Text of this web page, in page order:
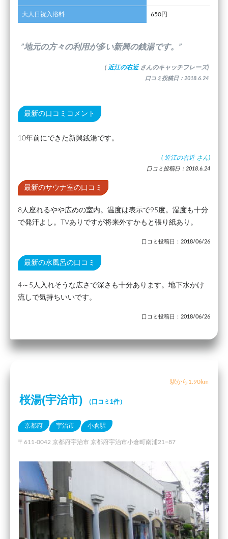
大人日祝入浴料 650円
”地元の方々の利用が多い新興の銭湯です。”
( 近江の右近 さんのキャッチフレーズ)
口コミ投稿日：2018.6.24
最新の口コミコメント
10年前にできた新興銭湯です。
( 近江の右近 さん)
口コミ投稿日：2018.6.24
最新のサウナ室の口コミ
8人座れるやや広めの室内。温度は表示で95度。湿度も十分
で発汗よし。TVありですが将来外すかもと張り紙あり。
口コミ投稿日：2018/06/26
最新の水風呂の口コミ
4～5人入れそうな広さで深さも十分あります。地下水かけ
流しで気持ちいいです。
口コミ投稿日：2018/06/26
駅から1.90km
桜湯(宇治市) （口コミ1件）
京都府 宇治市 小倉駅
〒611-0042 京都府宇治市 京都府宇治市小倉町南浦21−87